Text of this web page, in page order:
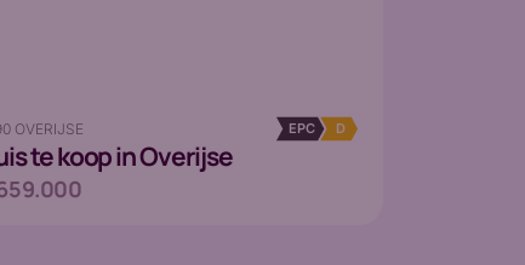
OVERIJSE
te koop in Overijse
EPC D